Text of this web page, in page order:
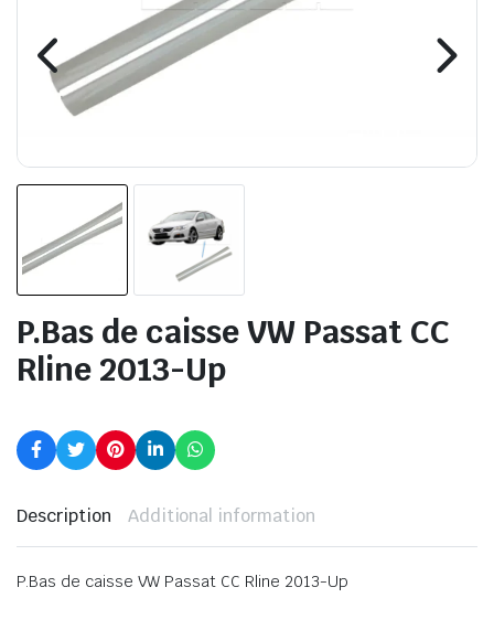
P.Bas de caisse VW Passat CC
Rline 2013-Up
Description Additional information
P.Bas de caisse VW Passat CC Rline 2013-Up